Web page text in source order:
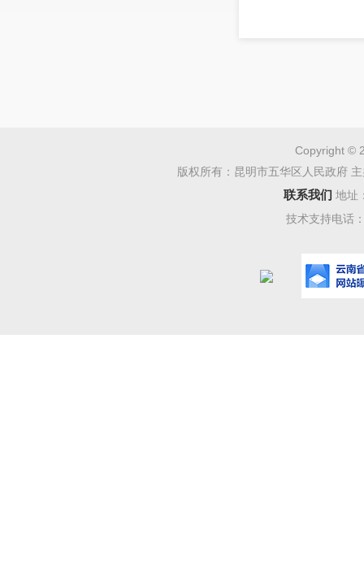
Copyright ©
版权所有：昆明市五华区人民政府
联系我们 地址
技术支持电话